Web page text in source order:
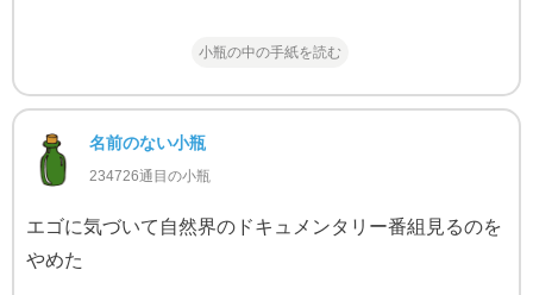
小瓶の中の手紙を読む
名前のない小瓶
234726通目の小瓶
エゴに気づいて自然界のドキュメンタリー番組見るのを
やめた